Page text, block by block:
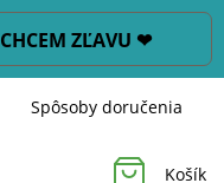
CHCEM ZĽAVU ❤
Spôsoby doručenia
Košík